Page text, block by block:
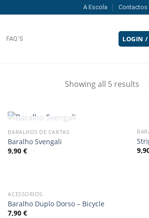
A Escola Contactos
FAQ’S LOGIN /
Showing all 5 results
OUT OF STOCK
BARALHOS DE CARTAS
Baralho Svengali
9,90€
ACESSÓRIOS
Baralho Duplo Dorso – Bicycle
7,90€